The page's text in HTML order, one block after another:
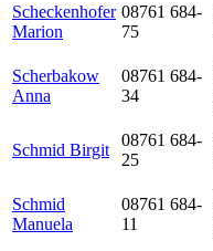
Scheckenhofer
Marion
08761 684-
75
Scherbakow
Anna
08761 684-
34
Schmid Birgit
08761 684-
25
Schmid
Manuela
08761 684-
11